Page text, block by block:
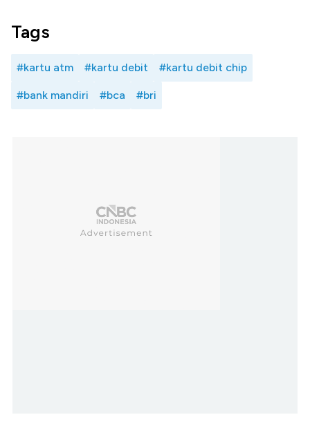
Tags
#kartu atm #kartu debit #kartu debit chip
#bank mandiri #bca #bri